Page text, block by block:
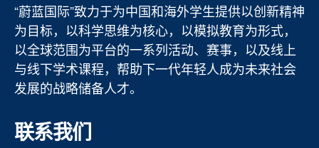
“蔚蓝国际”致力于为中国和海外学生提供以创新精神
为目标，以科学思维为核心，以模拟教育为形式，
以全球范围为平台的一系列活动、赛事，以及线上
与线下学术课程，帮助下一代年轻人成为未来社会
发展的战略储备人才。
联系我们